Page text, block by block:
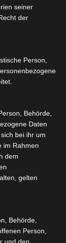
die
den
seiner
der
Person,
Behörde,
Daten
bei ihr um
im Rahmen
dem
gelten
Behörde,
Person,